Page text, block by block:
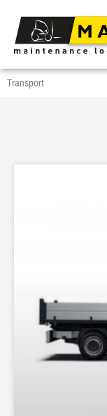
Transport